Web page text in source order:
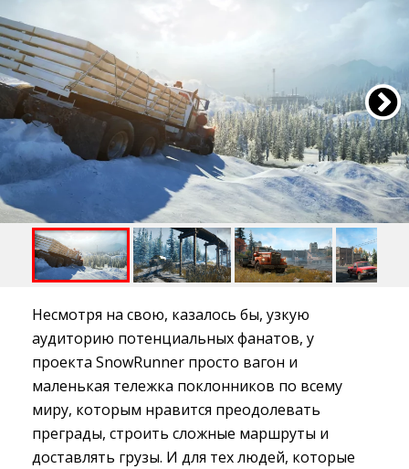
Несмотря на свою, казалось бы, узкую
аудиторию потенциальных фанатов, у
проекта SnowRunner просто вагон и
маленькая тележка поклонников по всему
миру, которым нравится преодолевать
преграды, строить сложные маршруты и
доставлять грузы. И для тех людей, которые